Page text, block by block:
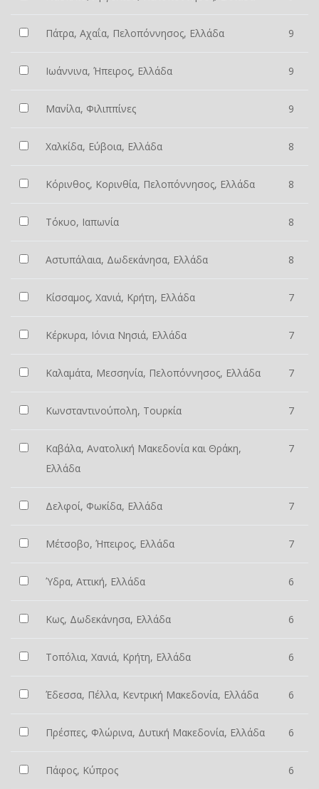
Πάτρα, Αχαΐα, Πελοπόννησος, Ελλάδα 9
Ιωάννινα, Ήπειρος, Ελλάδα 9
Μανίλα, Φιλιππίνες 9
Χαλκίδα, Εύβοια, Ελλάδα 8
Κόρινθος, Κορινθία, Πελοπόννησος, Ελλάδα 8
Τόκυο, Ιαπωνία 8
Αστυπάλαια, Δωδεκάνησα, Ελλάδα 8
Κίσσαμος, Χανιά, Κρήτη, Ελλάδα 7
Κέρκυρα, Ιόνια Νησιά, Ελλάδα 7
Καλαμάτα, Μεσσηνία, Πελοπόννησος, Ελλάδα 7
Κωνσταντινούπολη, Τουρκία 7
Καβάλα, Ανατολική Μακεδονία και Θράκη,
Ελλάδα
7
Δελφοί, Φωκίδα, Ελλάδα 7
Μέτσοβο, Ήπειρος, Ελλάδα 7
Ύδρα, Αττική, Ελλάδα 6
Κως, Δωδεκάνησα, Ελλάδα 6
Τοπόλια, Χανιά, Κρήτη, Ελλάδα 6
Έδεσσα, Πέλλα, Κεντρική Μακεδονία, Ελλάδα 6
Πρέσπες, Φλώρινα, Δυτική Μακεδονία, Ελλάδα 6
Πάφος, Κύπρος 6